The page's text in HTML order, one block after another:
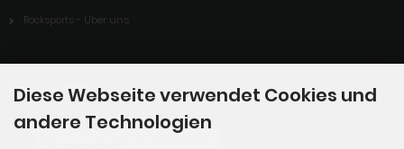
Rocksports - Über uns
Zahlungsmethoden
Diese Webseite verwendet Cookies und
andere Technologien